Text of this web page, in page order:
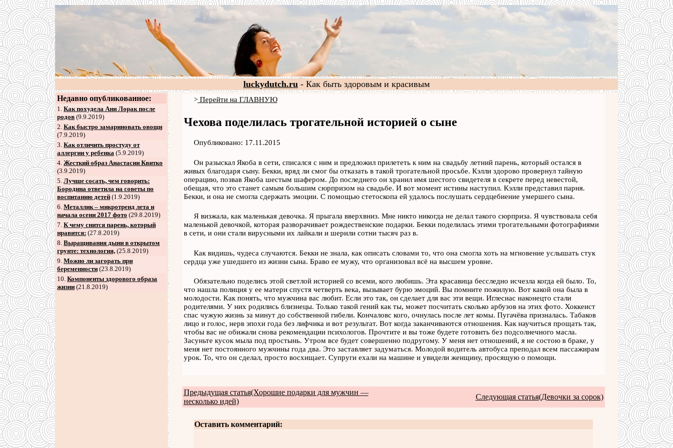
luckydutch.ru - Как быть здоровым и красивым
Недавно опубликованное:
1. Как похудела Ани Лорак после
родов (9.9.2019)
2. Как быстро замариновать овощи
(7.9.2019)
3. Как отличить простуду от
аллергии у ребенка (5.9.2019)
4. Жесткий образ Анастасии Квитко
(3.9.2019)
5. Лучше сосать, чем говорить:
Бородина ответила на советы по
воспитанию детей (1.9.2019)
6. Металлик – микротренд лета и
начала осени 2017 фото (29.8.2019)
7. К чему снится парень, который
нравится: (27.8.2019)
8. Выращивания дыни в открытом
грунте: технология, (25.8.2019)
9. Можно ли загорать при
беременности (23.8.2019)
10. Компоненты здорового образа
жизни (21.8.2019)
>Перейти на ГЛАВНУЮ
Чехова поделилась трогательной историей о сыне
Опубликовано: 17.11.2015
Он разыскал Якоба в сети, списался с ним и предложил прилететь к ним на свадьбу летний парень, который остался в
живых благодаря сыну. Бекки, вряд ли смог бы отказать в такой трогательной просьбе. Кэлли здорово провернул тайную
операцию, позвав Якоба шестым шафером. До последнего он хранил имя шестого свидетеля в секрете перед невестой,
обещая, что это станет самым большим сюрпризом на свадьбе. И вот момент истины наступил. Кэлли представил парня.
Бекки, и она не смогла сдержать эмоции. С помощью стетоскопа ей удалось послушать сердцебиение умершего сына.
Я визжала, как маленькая девочка. Я прыгала вверхвниз. Мне никто никогда не делал такого сюрприза. Я чувствовала себя
маленькой девочкой, которая разворачивает рождественские подарки. Бекки поделилась этими трогательными фотографиями
в сети, и они стали вирусными их лайкали и шерили сотни тысяч раз в.
Как видишь, чудеса случаются. Бекки не знала, как описать словами то, что она смогла хоть на мгновение услышать стук
сердца уже ушедшего из жизни сына. Браво ее мужу, что организовал всё на высшем уровне.
Обязательно поделись этой светлой историей со всеми, кого любишь. Эта красавица бесследно исчезла когда ей было. То,
что нашла полиция у ее матери спустя четверть века, вызывает бурю эмоций. Вы помните пожилую. Вот какой она была в
молодости. Как понять, что мужчина вас любит. Если это так, он сделает для вас эти вещи. Иглесиас наконецто стали
родителями. У них родились близнецы. Только такой гений как ты, может посчитать сколько арбузов на этих фото. Хоккеист
спас чужую жизнь за минут до собственной гибели. Кончаловс кого, очнулась после лет комы. Пугачёва призналась. Табаков
лицо и голос, нерв эпохи года без лифчика и вот результат. Вот когда заканчиваются отношения. Как научиться прощать так,
чтобы вас не обижали снова рекомендации психологов. Прочтите и вы тоже будете готовить без подсолнечного масла.
Засуньте кусок мыла под простынь. Утром все будет совершенно подругому. У меня нет отношений, я не состою в браке, у
меня нет постоянного мужчины года два. Это заставляет задуматься. Молодой водитель автобуса преподал всем пассажирам
урок. То, что он сделал, просто восхищает. Супруги ехали на машине и увидели женщину, просящую о помощи.
Предыдущая статья(Хорошие подарки для мужчин —
несколько идей)
Следующая статья(Девочки за сорок)
Оставить комментарий: